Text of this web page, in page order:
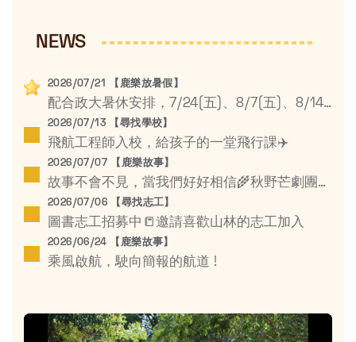
NEWS
2026/07/21 【鹿樂放暑假】
配合政大暑休安排，7/24(五)、8/7(五)、8/14(五)為暑假休息日☀️
2026/07/13 【尋找學校】
飛航工程師入校，給孩子的一堂飛行課✈️
2026/07/07 【鹿樂故事】
故事不會不見，當我們好好相信🌾秋野芒劇團鄉村學校公益巡演
2026/07/06 【尋找志工】
圖書志工招募中📒邀請喜歡山林的志工加入
2026/06/24 【鹿樂故事】
乘風啟航，駛向簡報的航道 !